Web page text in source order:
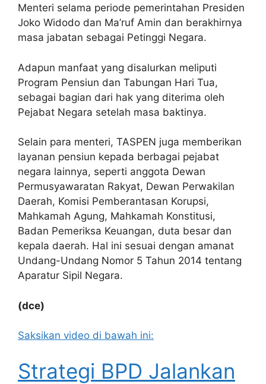
Menteri selama periode pemerintahan Presiden
Joko Widodo dan Ma’ruf Amin dan berakhirnya
masa jabatan sebagai Petinggi Negara.
Adapun manfaat yang disalurkan meliputi
Program Pensiun dan Tabungan Hari Tua,
sebagai bagian dari hak yang diterima oleh
Pejabat Negara setelah masa baktinya.
Selain para menteri, TASPEN juga memberikan
layanan pensiun kepada berbagai pejabat
negara lainnya, seperti anggota Dewan
Permusyawaratan Rakyat, Dewan Perwakilan
Daerah, Komisi Pemberantasan Korupsi,
Mahkamah Agung, Mahkamah Konstitusi,
Badan Pemeriksa Keuangan, duta besar dan
kepala daerah. Hal ini sesuai dengan amanat
Undang-Undang Nomor 5 Tahun 2014 tentang
Aparatur Sipil Negara.
(dce)
Saksikan video di bawah ini:
Strategi BPD Jalankan